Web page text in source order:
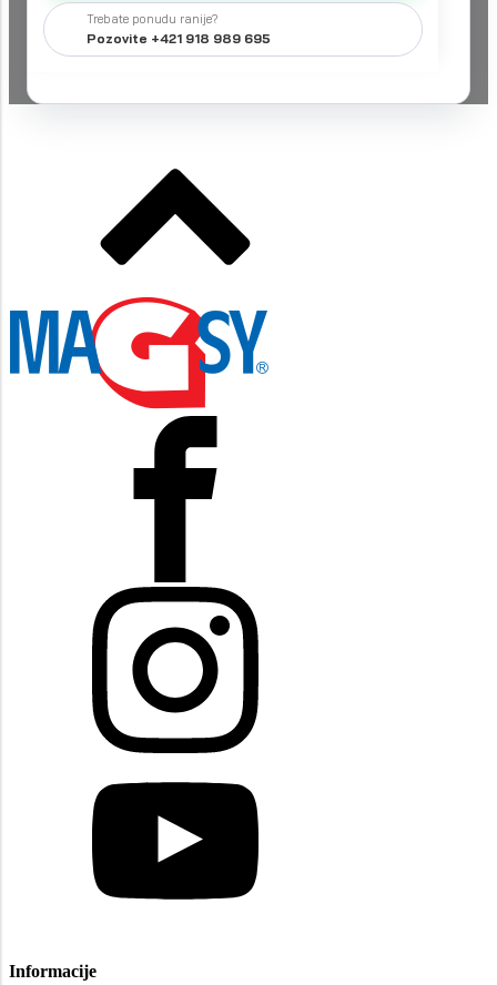
Trebate ponudu ranije?
Pozovite +421 918 989 695
Informacije